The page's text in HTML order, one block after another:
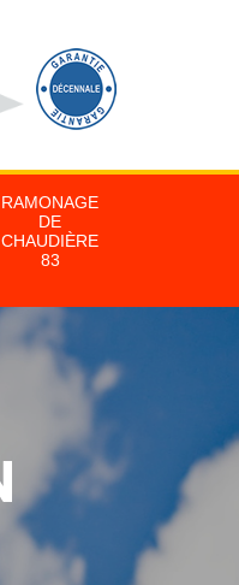
RAMONAGE
DE
CHAUDIÈRE
83